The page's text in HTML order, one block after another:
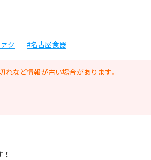
ク #名古屋食器
など情報が古い場合があります。